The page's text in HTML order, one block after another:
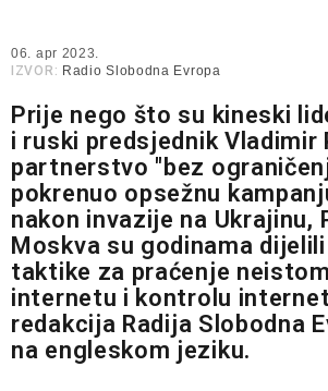
06. apr 2023.
IZVOR: Radio Slobodna Evropa
Prije nego što su kineski
i ruski predsjednik Vladimir
partnerstvo "bez
pokrenuo opsežnu
nakon invazije na Ukrajinu,
Moskva su godinama
taktike za praćenje
internetu i kontrolu
redakcija Radija Slobodna
na engleskom jeziku.